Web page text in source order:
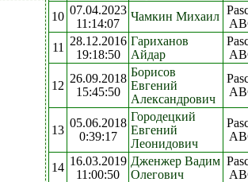
10 07.04.2023
11:14:07
Чамкин Михаил
11
28.12.2016
19:18:50
Гариханов
Айдар
12
26.09.2018
15:45:50
Борисов
Евгений
Александрович
13
05.06.2018
0:39:17
Городецкий
Евгений
Леонидович
14 16.03.2019
11:00:50
Дженжер Вадим
Олегович